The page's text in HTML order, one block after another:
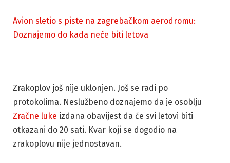
Avion sletio s piste na zagrebačkom aerodromu:
Doznajemo do kada neće biti letova
Zrakoplov još nije uklonjen. Još se radi po
protokolima. Neslužbeno doznajemo da je osoblju
Zračne luke izdana obavijest da će svi letovi biti
otkazani do 20 sati. Kvar koji se dogodio na
zrakoplovu nije jednostavan.